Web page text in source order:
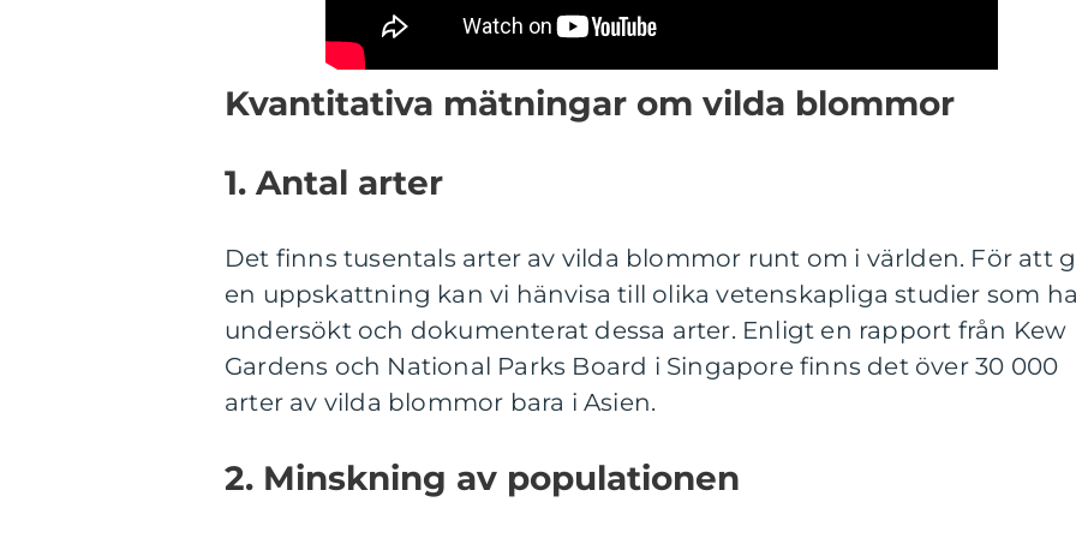
Kvantitativa mätningar om vilda blommor
1. Antal arter
Det finns tusentals arter av vilda blommor runt om i världen. För att
en uppskattning kan vi hänvisa till olika vetenskapliga studier som
undersökt och dokumenterat dessa arter. Enligt en rapport från Kew
Gardens och National Parks Board i Singapore finns det över 30 000
arter av vilda blommor bara i Asien.
2. Minskning av populationen